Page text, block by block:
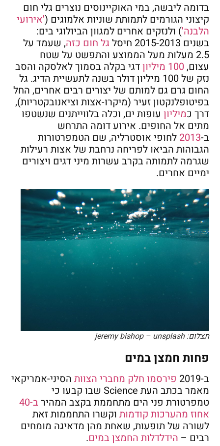
בדומה ליבשה, במי האוקיינוסים נוצרים גלי חום
קיצוני הגורמים לתמותת שוניות אלמוגים ('אירועי
הלבנה') ולנזקים אחרים למגוון הביולוגי בים:
בשנים 2015-2013 חיסל
גל חום כזה, שעמד על
2.5 מעלות מעל הממוצע והתפשט על שטח
עצום, 100 מיליון
דגי בקלה בסמוך לאלסקה והסב
נזק של 100 מיליון דולר בשנה לתעשיית הדיג. גל
החום גרם גם למותם של יצורים רבים אחרים, החל
בפיטופלנקטון זעיר (מיקרו-אצות וציאנובקטריות),
דרך כמיליוןעופות ים, וכלה בלווייתנים שנשטפו
מתים אל החופים. אירוע דומה התרחש
ב-2013 לחופי אוסטרליה, שם הטמפרטורות
הגבוהות הביאו לפריחה נרחבת של אצות רעילות
שגרמה לתמותה בקרב עשרות מיני דגים ויצורים
ימיים אחרים.
תצלום: jeremy bishop – unsplash
פחות חמצן במים
ב-2019 פירסמו חלק מחברי הצוותהסיני-אמריקאי
מאמר בכתב העת Science שבו קבעו כי
טמפרטורת פני הים מתחממת בקצב המהיר
ב-40
אחוז מהערכות קודמותוקשרו התחממות זאת
לשורה של תופעות, שאחת מהן מדאיגה מומחים
רבים – הידלדלות החמצן במים.